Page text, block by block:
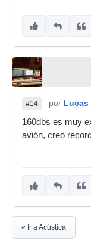
#14 por Lucas
160dbs es muy
avión, creo
« Ir a Acústica